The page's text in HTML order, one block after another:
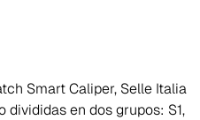
Smart Caliper, Selle Italia
en dos grupos: S1,